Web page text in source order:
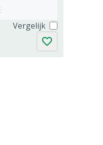
Vergelijk